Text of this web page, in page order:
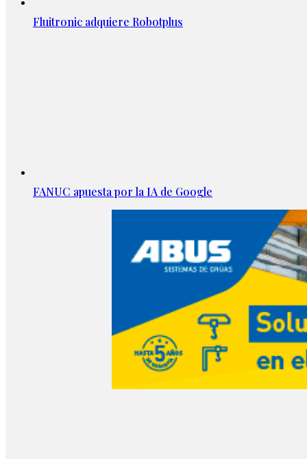
Fluitronic adquiere Robotplus
FANUC apuesta por la IA de Google